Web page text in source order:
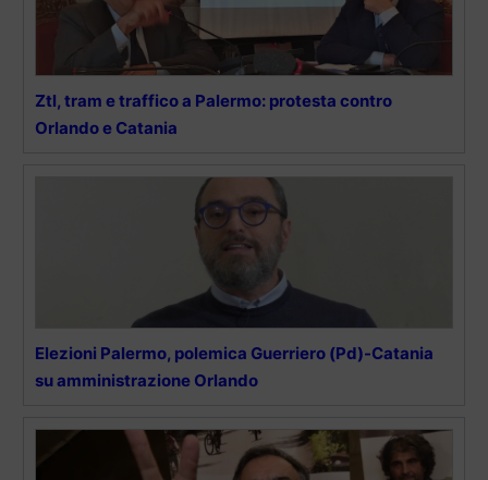
Ztl, tram e traffico a Palermo: protesta contro
Orlando e Catania
Elezioni Palermo, polemica Guerriero (Pd)-Catania
su amministrazione Orlando